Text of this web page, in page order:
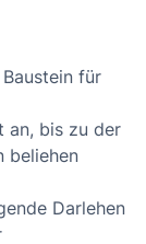
für
an, bis zu der
beliehen
Darlehen